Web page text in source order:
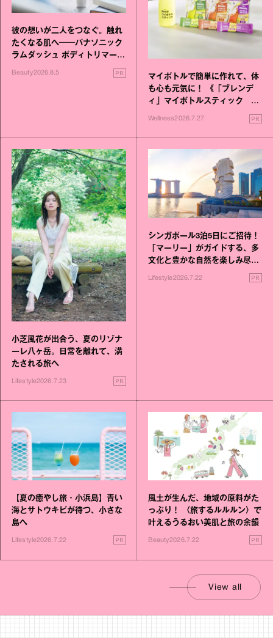
彼の想いが二人をつなぐ。触れ
たくなる肌へ──パナソニック
ラムダッシュ ボディトリマーが
Beauty2026.8.5 PR
マイボトルで簡単に作れて、体
も心も元気に！ 《「ブレンデ
ィ」マイボトルスティック い
いこと毎日》シリーズが誕生
Wellness2026.7.27 PR
小芝風花が出合う、夏のリゾナ
ーレ八ヶ岳。日常を離れて、満
たされる旅へ
Lifestyle2026.7.23 PR
シンガポール3泊5日にご招待！
「マーリー」がガイドする、多
文化と豊かな自然を楽しみ尽く
Lifestyle2026.7.22 PR
【夏の癒やし旅・小浜島】青い
海とサトウキビが待つ、小さな
島へ
Lifestyle2026.7.22 PR
風土が生んだ、地域の原料がた
っぷり！ 〈旅するルルルン〉で
叶えるうるおい美肌と旅の余韻
Beauty2026.7.22 PR
View all